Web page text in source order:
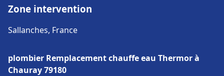
Zone intervention
Sallanches, France
plombier Remplacement chauffe eau Thermor à
Chauray 79180